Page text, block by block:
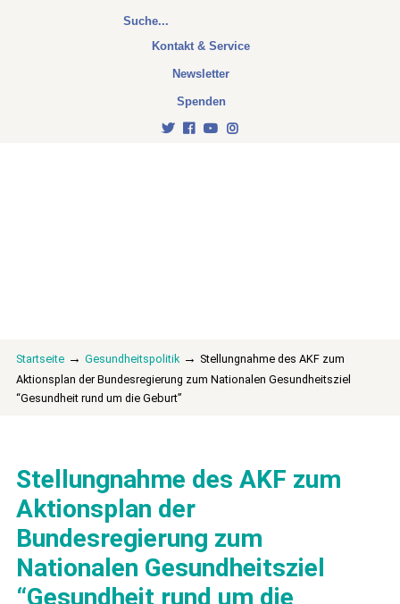
Kontakt & Service
Newsletter
Spenden
Startseite → Gesundheitspolitik → Stellungnahme des AKF zum
Aktionsplan der Bundesregierung zum Nationalen Gesundheitsziel
“Gesundheit rund um die Geburt”
Stellungnahme des AKF zum
Aktionsplan der
Bundesregierung zum
Nationalen Gesundheitsziel
“Gesundheit rund um die